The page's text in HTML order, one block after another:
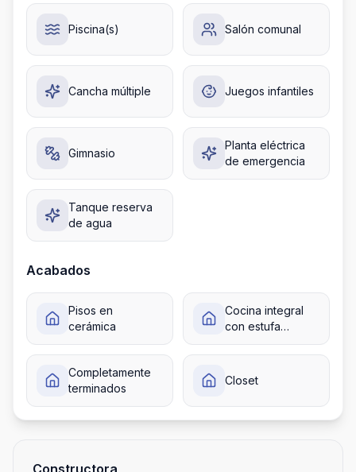
Piscina(s) Salón comunal
Cancha múltiple Juegos infantiles
Gimnasio
Planta eléctrica
de emergencia
Tanque reserva
de agua
Acabados
Pisos en
cerámica
Cocina integral
con estufa
empotrada
Completamente
terminados
Closet
Constructora